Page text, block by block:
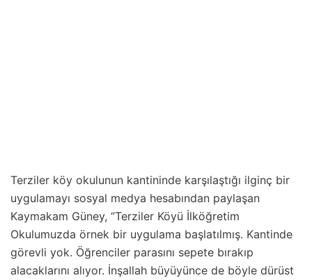
Terziler köy okulunun kantininde karşılaştığı ilginç bir
uygulamayı sosyal medya hesabından paylaşan
Kaymakam Güney, “Terziler Köyü İlköğretim
Okulumuzda örnek bir uygulama başlatılmış. Kantinde
görevli yok. Öğrenciler parasını sepete bırakıp
alacaklarını alıyor. İnşallah büyüyünce de böyle dürüst